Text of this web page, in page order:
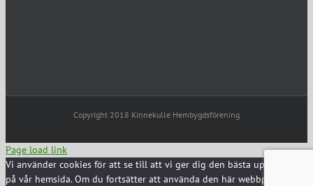
Copyright 2018 Kinnekulle Hembygdsförening
Page load link
Vi använder cookies för att se till att vi ger dig den bästa upplevelsen
på vår hemsida. Om du fortsätter att använda den här webbplatsen